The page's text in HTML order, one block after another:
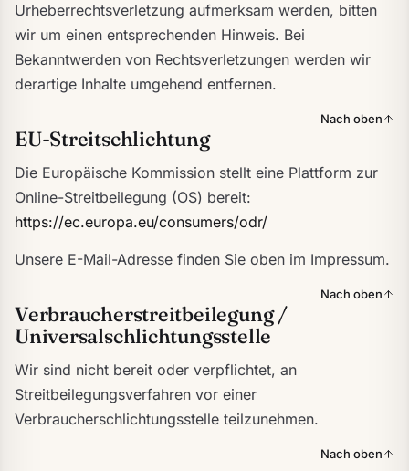
Urheberrechtsverletzung aufmerksam werden, bitten
wir um einen entsprechenden Hinweis. Bei
Bekanntwerden von Rechtsverletzungen werden wir
derartige Inhalte umgehend entfernen.
Nach oben
EU-Streitschlichtung
Die Europäische Kommission stellt eine Plattform zur
Online-Streitbeilegung (OS) bereit:
https://ec.europa.eu/consumers/odr/
Unsere E-Mail-Adresse finden Sie oben im Impressum.
Nach oben
Verbraucherstreitbeilegung /
Universalschlichtungsstelle
Wir sind nicht bereit oder verpflichtet, an
Streitbeilegungsverfahren vor einer
Verbraucherschlichtungsstelle teilzunehmen.
Nach oben